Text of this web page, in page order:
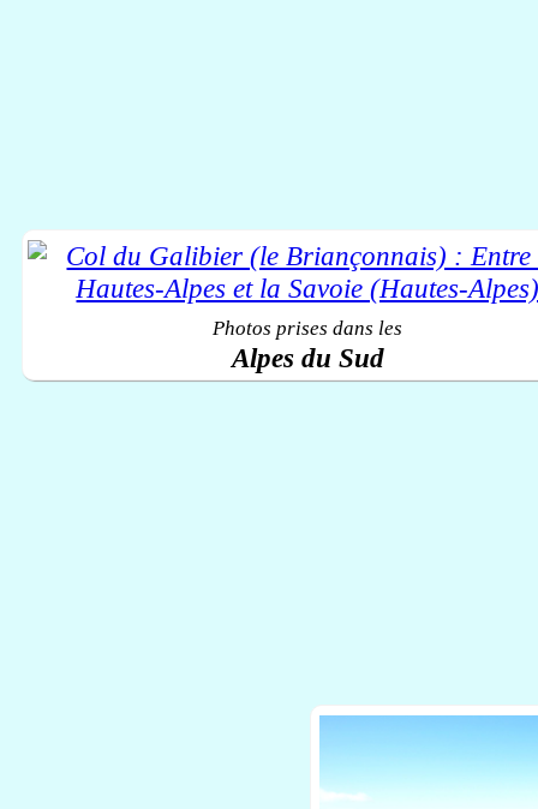
Photos prises dans les
Alpes du Sud